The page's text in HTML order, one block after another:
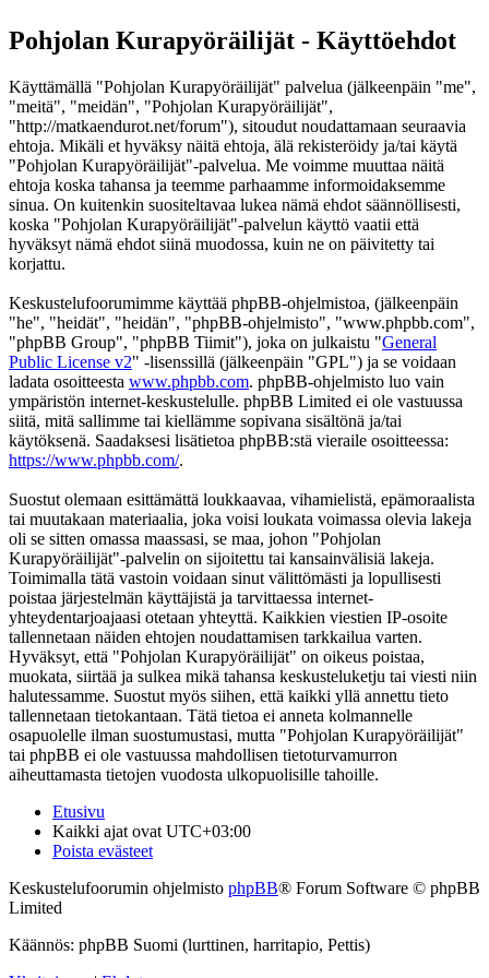
Pohjolan Kurapyöräilijät - Käyttöehdot
Käyttämällä "Pohjolan Kurapyöräilijät" palvelua (jälkeenpäin "me",
"meitä", "meidän", "Pohjolan Kurapyöräilijät",
"http://matkaendurot.net/forum"), sitoudut noudattamaan seuraavia
ehtoja. Mikäli et hyväksy näitä ehtoja, älä rekisteröidy ja/tai käytä
"Pohjolan Kurapyöräilijät"-palvelua. Me voimme muuttaa näitä
ehtoja koska tahansa ja teemme parhaamme informoidaksemme
sinua. On kuitenkin suositeltavaa lukea nämä ehdot säännöllisesti,
koska "Pohjolan Kurapyöräilijät"-palvelun käyttö vaatii että
hyväksyt nämä ehdot siinä muodossa, kuin ne on päivitetty tai
korjattu.
Keskustelufoorumimme käyttää phpBB-ohjelmistoa, (jälkeenpäin
"he", "heidät", "heidän", "phpBB-ohjelmisto", "www.phpbb.com",
"phpBB Group", "phpBB Tiimit"), joka on julkaistu "General
Public License v2" -lisenssillä (jälkeenpäin "GPL") ja se voidaan
ladata osoitteesta www.phpbb.com. phpBB-ohjelmisto luo vain
ympäristön internet-keskustelulle. phpBB Limited ei ole vastuussa
siitä, mitä sallimme tai kiellämme sopivana sisältönä ja/tai
käytöksenä. Saadaksesi lisätietoa phpBB:stä vieraile osoitteessa:
https://www.phpbb.com/.
Suostut olemaan esittämättä loukkaavaa, vihamielistä, epämoraalista
tai muutakaan materiaalia, joka voisi loukata voimassa olevia lakeja
oli se sitten omassa maassasi, se maa, johon "Pohjolan
Kurapyöräilijät"-palvelin on sijoitettu tai kansainvälisiä lakeja.
Toimimalla tätä vastoin voidaan sinut välittömästi ja lopullisesti
poistaa järjestelmän käyttäjistä ja tarvittaessa internet-
yhteydentarjoajaasi otetaan yhteyttä. Kaikkien viestien IP-osoite
tallennetaan näiden ehtojen noudattamisen tarkkailua varten.
Hyväksyt, että "Pohjolan Kurapyöräilijät" on oikeus poistaa,
muokata, siirtää ja sulkea mikä tahansa keskusteluketju tai viesti niin
halutessamme. Suostut myös siihen, että kaikki yllä annettu tieto
tallennetaan tietokantaan. Tätä tietoa ei anneta kolmannelle
osapuolelle ilman suostumustasi, mutta "Pohjolan Kurapyöräilijät"
tai phpBB ei ole vastuussa mahdollisen tietoturvamurron
aiheuttamasta tietojen vuodosta ulkopuolisille tahoille.
Etusivu
Kaikki ajat ovat UTC+03:00
Poista evästeet
Keskustelufoorumin ohjelmisto phpBB® Forum Software © phpBB
Limited
Käännös: phpBB Suomi (lurttinen, harritapio, Pettis)